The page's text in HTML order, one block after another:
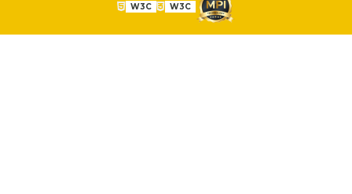
W3C W3C